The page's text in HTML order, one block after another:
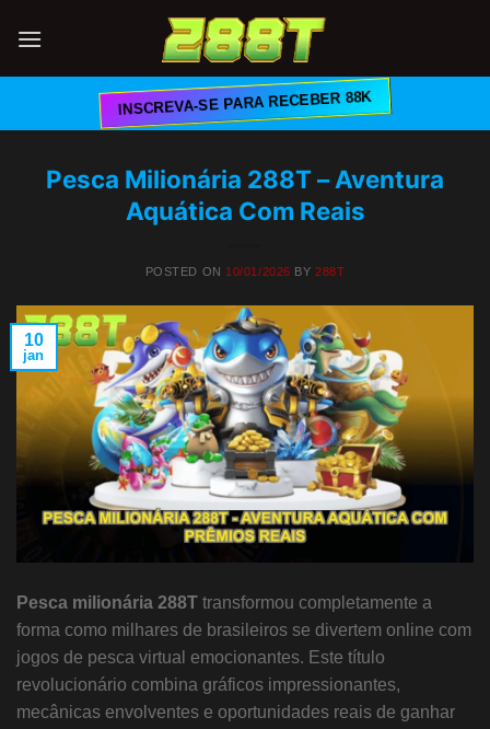
INSCREVA-SE PARA RECEBER 88K
Pesca Milionária 288T – Aventura
Aquática Com Reais
POSTED ON 10/01/2026 BY288T
10
jan
Pesca milionária 288T transformou completamente a
forma como milhares de brasileiros se divertem online com
jogos de pesca virtual emocionantes. Este título
revolucionário combina gráficos impressionantes,
mecânicas envolventes e oportunidades reais de ganhar